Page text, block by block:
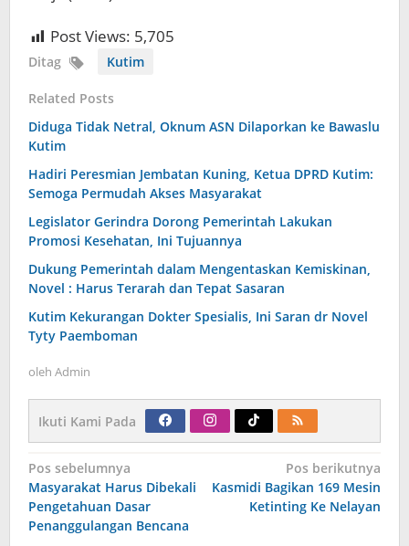
Post Views: 5,705
Ditag Kutim
Related Posts
Diduga Tidak Netral, Oknum ASN Dilaporkan ke Bawaslu
Kutim
Hadiri Peresmian Jembatan Kuning, Ketua DPRD Kutim:
Semoga Permudah Akses Masyarakat
Legislator Gerindra Dorong Pemerintah Lakukan
Promosi Kesehatan, Ini Tujuannya
Dukung Pemerintah dalam Mengentaskan Kemiskinan,
Novel : Harus Terarah dan Tepat Sasaran
Kutim Kekurangan Dokter Spesialis, Ini Saran dr Novel
Tyty Paemboman
oleh Admin
Ikuti Kami Pada
Navigasi
pos
Pos sebelumnya
Masyarakat Harus Dibekali
Pengetahuan Dasar
Penanggulangan Bencana
Pos berikutnya
Kasmidi Bagikan 169 Mesin
Ketinting Ke Nelayan